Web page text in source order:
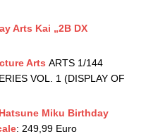
Arts Kai „2B DX
Arts ARTS 1/144
VOL. 1 (DISPLAY OF
Miku Birthday
: 249,99 Euro